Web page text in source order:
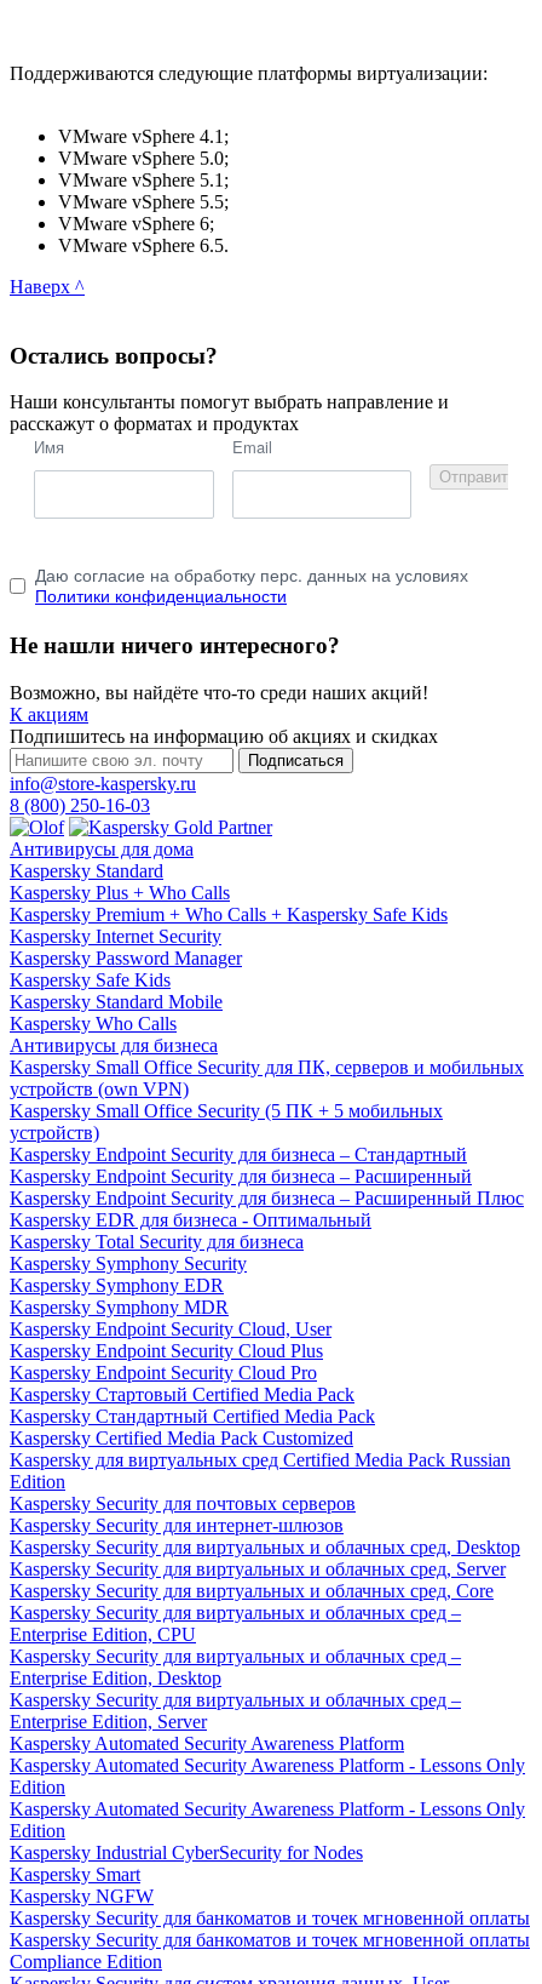
Поддерживаются следующие платформы виртуализации:
VMware vSphere 4.1;
VMware vSphere 5.0;
VMware vSphere 5.1;
VMware vSphere 5.5;
VMware vSphere 6;
VMware vSphere 6.5.
Наверх ^
Остались вопросы?
Наши консультанты помогут выбрать направление и
расскажут о форматах и продуктах
Имя Email
Отправить
Даю согласие на обработку перс. данных на условиях
Политики конфиденциальности
Не нашли ничего интересного?
Возможно, вы найдёте что-то среди наших акций!
К акциям
Подпишитесь на информацию об акциях и скидках
Подписаться
info@store-kaspersky.ru
8 (800) 250-16-03
Антивирусы для дома
Kaspersky Standard
Kaspersky Plus + Who Calls
Kaspersky Premium + Who Calls + Kaspersky Safe Kids
Kaspersky Internet Security
Kaspersky Password Manager
Kaspersky Safe Kids
Kaspersky Standard Mobile
Kaspersky Who Calls
Антивирусы для бизнеса
Kaspersky Small Office Security для ПК, серверов и мобильных
устройств (own VPN)
Kaspersky Small Office Security (5 ПК + 5 мобильных
устройств)
Kaspersky Endpoint Security для бизнеса – Стандартный
Kaspersky Endpoint Security для бизнеса – Расширенный
Kaspersky Endpoint Security для бизнеса – Расширенный Плюс
Kaspersky EDR для бизнеса - Оптимальный
Kaspersky Total Security для бизнеса
Kaspersky Symphony Security
Kaspersky Symphony EDR
Kaspersky Symphony MDR
Kaspersky Endpoint Security Cloud, User
Kaspersky Endpoint Security Cloud Plus
Kaspersky Endpoint Security Cloud Pro
Kaspersky Стартовый Certified Media Pack
Kaspersky Стандартный Certified Media Pack
Kaspersky Certified Media Pack Customized
Kaspersky для виртуальных сред Certified Media Pack Russian
Edition
Kaspersky Security для почтовых серверов
Kaspersky Security для интернет-шлюзов
Kaspersky Security для виртуальных и облачных сред, Desktop
Kaspersky Security для виртуальных и облачных сред, Server
Kaspersky Security для виртуальных и облачных сред, Core
Kaspersky Security для виртуальных и облачных сред –
Enterprise Edition, CPU
Kaspersky Security для виртуальных и облачных сред –
Enterprise Edition, Desktop
Kaspersky Security для виртуальных и облачных сред –
Enterprise Edition, Server
Kaspersky Automated Security Awareness Platform
Kaspersky Automated Security Awareness Platform - Lessons Only
Edition
Kaspersky Automated Security Awareness Platform - Lessons Only
Edition
Kaspersky Industrial CyberSecurity for Nodes
Kaspersky Smart
Kaspersky NGFW
Kaspersky Security для банкоматов и точек мгновенной оплаты
Kaspersky Security для банкоматов и точек мгновенной оплаты
Compliance Edition